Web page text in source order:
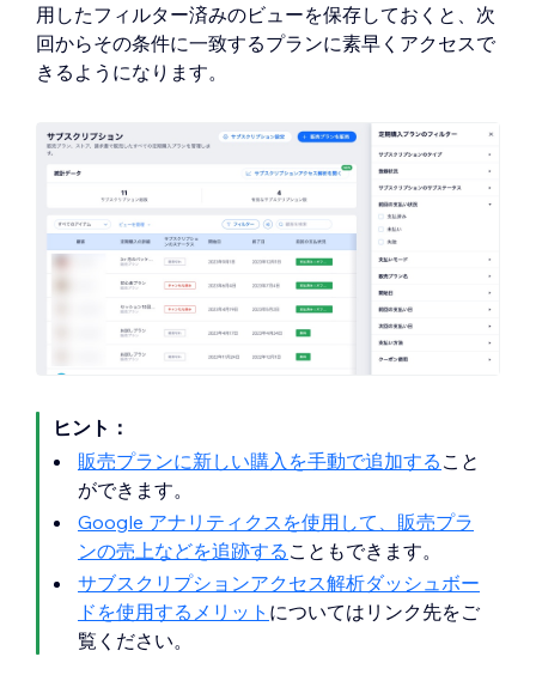
用したフィルター済みのビューを保存しておくと、次
回からその条件に一致するプランに素早くアクセスで
きるようになります。
ヒント：
販売プランに新しい購入を手動で追加する こと
ができます。
Google アナリティクスを使用して、販売プラ
ンの売上などを追跡する こともできます。
サブスクリプションアクセス解析ダッシュボー
ドを使用するメリット についてはリンク先をご
覧ください。